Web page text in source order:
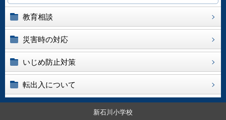
教育相談
災害時の対応
いじめ防止対策
転出入について
新石川小学校